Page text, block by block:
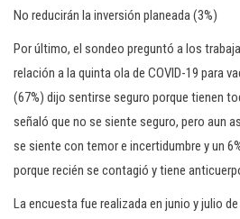
No reducirán la inversión planeada (3%)
Por último, el sondeo preguntó a los
relación a la quinta ola de COVID-19 para
(67%) dijo sentirse seguro porque tienen
señaló que no se siente seguro, pero aun
se siente con temor e incertidumbre y un
porque recién se contagió y tiene
La encuesta fue realizada en junio y julio